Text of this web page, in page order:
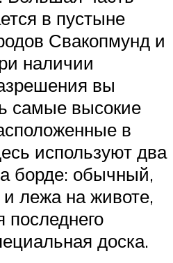
в пустыне
Свакопмунд и
наличии
вы
самые высокие
в
используют два
борде: обычный,
и лежа на животе,
доска.